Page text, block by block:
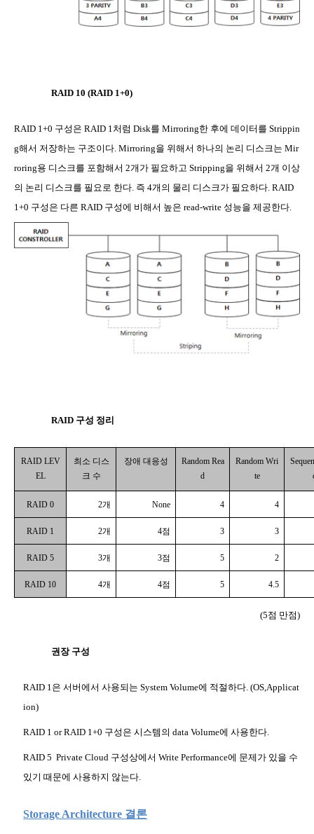
RAID 10 (RAID 1+0)
RAID 1+0 구성은 RAID 1처럼 Disk를 Mirroring한 후에 데이터를 Strippin
g해서 저장하는 구조이다. Mirroring을 위해서 하나의 논리 디스크는 Mir
roring용 디스크를 포함해서 2개가 필요하고 Stripping을 위해서 2개 이상
의 논리 디스크를 필요로 한다. 즉 4개의 물리 디스크가 필요하다. RAID
1+0 구성은 다른 RAID 구성에 비해서 높은 read-write 성능을 제공한다.
RAID 구성 정리
RAID LEV
EL
최소 디스
크 수
장애 대응성
Random Rea
d
Random Wri
te
RAID 0 2개 None 4 4
RAID 1 2개 4점 3 3
RAID 5 3개 3점 5 2
RAID 10 4개 4점 5 4.5
(5점 만점)
권장 구성
RAID 1은 서버에서 사용되는 System Volume에 적절하다. (OS,Applicat
ion)
RAID 1 or RAID 1+0 구성은 시스템의 data Volume에 사용한다.
RAID 5 Private Cloud 구성상에서 Write Performance에 문제가 있을 수
있기 때문에 사용하지 않는다.
Storage Architecture 결론